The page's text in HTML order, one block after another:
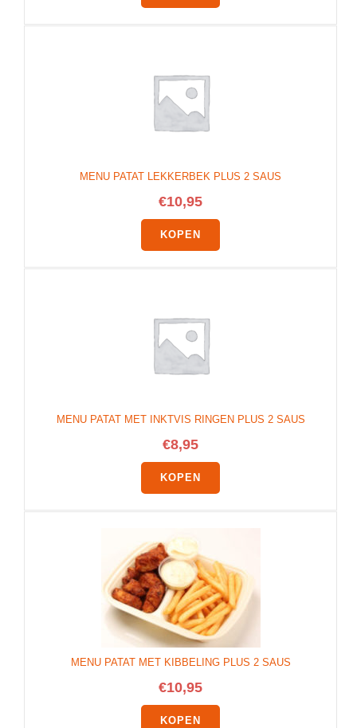
MENU PATAT LEKKERBEK PLUS 2 SAUS
€10,95
KOPEN
MENU PATAT MET INKTVIS RINGEN PLUS 2 SAUS
€8,95
KOPEN
MENU PATAT MET KIBBELING PLUS 2 SAUS
€10,95
KOPEN